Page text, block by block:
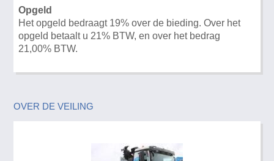
Opgeld
Het opgeld bedraagt 19% over de bieding. Over het
opgeld betaalt u 21% BTW, en over het bedrag
21,00% BTW.
OVER DE VEILING